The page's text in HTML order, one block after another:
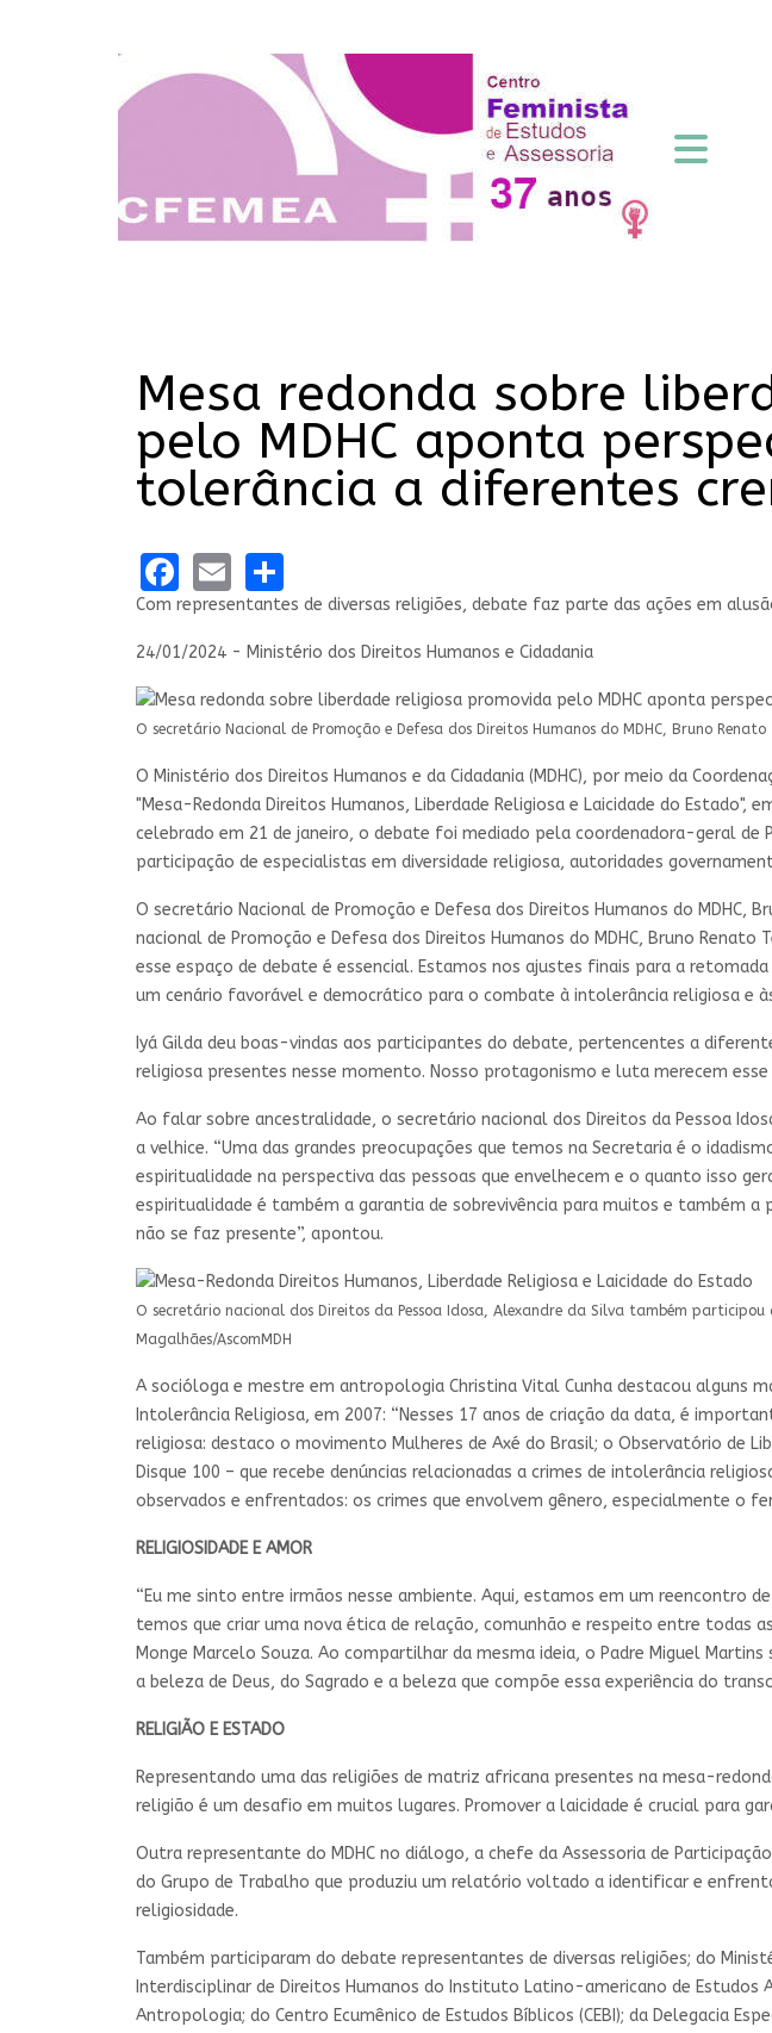
Mesa redonda sobre
pelo MDHC aponta
tolerância a diferentes
Facebook
Email
Com representantes de diversas religiões, debate faz parte das ações em
24/01/2024 - Ministério dos Direitos Humanos e Cidadania
O secretário Nacional de Promoção e Defesa dos Direitos Humanos do MDHC, Bruno
O Ministério dos Direitos Humanos e da Cidadania (MDHC), por meio da
"Mesa-Redonda Direitos Humanos, Liberdade Religiosa e Laicidade do Estado",
celebrado em 21 de janeiro, o debate foi mediado pela coordenadora-geral de
participação de especialistas em diversidade religiosa, autoridades
O secretário Nacional de Promoção e Defesa dos Direitos Humanos do
nacional de Promoção e Defesa dos Direitos Humanos do MDHC, Bruno
esse espaço de debate é essencial. Estamos nos ajustes finais para a
um cenário favorável e democrático para o combate à intolerância religiosa e
Iyá Gilda deu boas-vindas aos participantes do debate, pertencentes a
religiosa presentes nesse momento. Nosso protagonismo e luta merecem esse
Ao falar sobre ancestralidade, o secretário nacional dos Direitos da Pessoa
a velhice. “Uma das grandes preocupações que temos na Secretaria é o
espiritualidade na perspectiva das pessoas que envelhecem e o quanto isso
espiritualidade é também a garantia de sobrevivência para muitos e também
não se faz presente”, apontou.
O secretário nacional dos Direitos da Pessoa Idosa, Alexandre da Silva também
Magalhães/AscomMDH
A socióloga e mestre em antropologia Christina Vital Cunha destacou alguns
Intolerância Religiosa, em 2007: “Nesses 17 anos de criação da data, é
religiosa: destaco o movimento Mulheres de Axé do Brasil; o Observatório de
Disque 100 – que recebe denúncias relacionadas a crimes de intolerância
observados e enfrentados: os crimes que envolvem gênero, especialmente o
RELIGIOSIDADE E AMOR
“Eu me sinto entre irmãos nesse ambiente. Aqui, estamos em um reencontro
temos que criar uma nova ética de relação, comunhão e respeito entre todas
Monge Marcelo Souza. Ao compartilhar da mesma ideia, o Padre Miguel
a beleza de Deus, do Sagrado e a beleza que compõe essa experiência do
RELIGIÃO E ESTADO
Representando uma das religiões de matriz africana presentes na mesa-
religião é um desafio em muitos lugares. Promover a laicidade é crucial para
Outra representante do MDHC no diálogo, a chefe da Assessoria de
do Grupo de Trabalho que produziu um relatório voltado a identificar e
religiosidade.
Também participaram do debate representantes de diversas religiões; do
Interdisciplinar de Direitos Humanos do Instituto Latino-americano de Estudos
Antropologia; do Centro Ecumênico de Estudos Bíblicos (CEBI); da Delegacia